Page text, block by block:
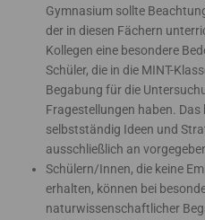
Gymnasium sollte
der in diesen Fächern
Kollegen eine besondere
Schüler, die in die MINT-
Begabung für die
Fragestellungen haben.
selbstständig Ideen und
ausschließlich an
Schülern/Innen, die keine
erhalten, können bei
naturwissenschaftlicher